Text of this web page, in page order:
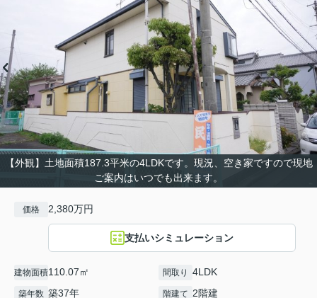
【外観】土地面積187.3平米の4LDKです。現況、空き家ですので現地
ご案内はいつでも出来ます。
価格 2,380万円
支払いシミュレーション
建物面積110.07㎡ 間取り 4LDK
築年数 築37年 階建て 2階建